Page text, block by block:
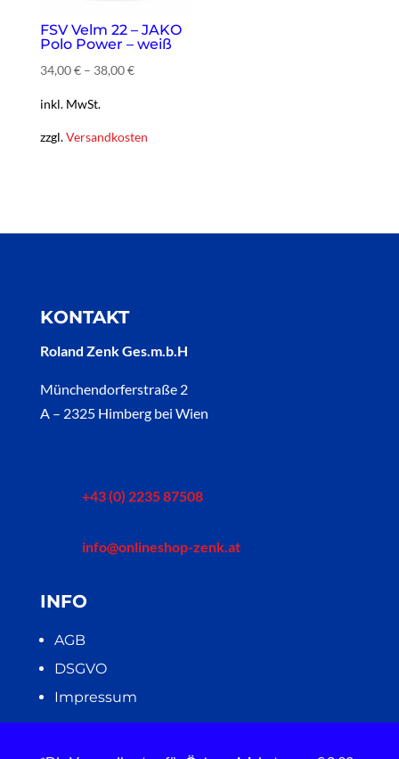
FSV Velm 22 – JAKO
Polo Power – weiß
34,00€– 38,00€
inkl. MwSt.
zzgl.Versandkosten
KONTAKT
Roland Zenk Ges.m.b.H
Münchendorferstraße 2
A – 2325 Himberg bei Wien
+43 (0) 2235 87508
info@onlineshop-zenk.at
INFO
AGB
DSGVO
Impressum